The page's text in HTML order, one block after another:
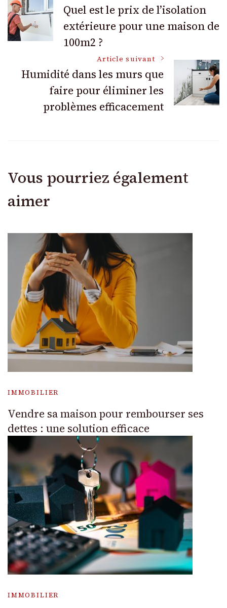
des
articles
Quel est le prix de l’isolation
extérieure pour une maison de
100m2 ?
Article suivant
Humidité dans les murs que
faire pour éliminer les
problèmes efficacement
Vous pourriez également
aimer
IMMOBILIER
Vendre sa maison pour rembourser ses
dettes : une solution efficace
IMMOBILIER